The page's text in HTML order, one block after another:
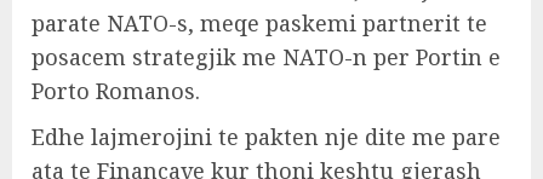
parate NATO-s, meqe paskemi partnerit te
posacem strategjik me NATO-n per Portin e
Porto Romanos.
Edhe lajmerojini te pakten nje dite me pare
ata te Financave kur thoni keshtu gjerash